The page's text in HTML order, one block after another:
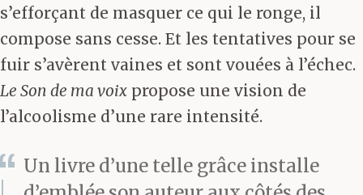
s’efforçant de masquer ce qui le ronge, il
compose sans cesse. Et les tentatives pour se
fuir s’avèrent vaines et sont vouées à l’échec.
Le Son de ma voix propose une vision de
l’alcoolisme d’une rare intensité.
Un livre d’une telle grâce installe